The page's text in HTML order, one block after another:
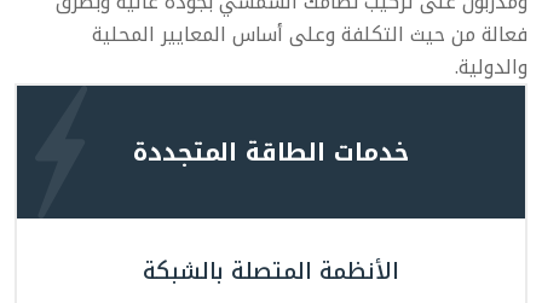
فعالة من حيث التكلفة وعلى أساس المعايير المحلية
والدولية.
خدمات الطاقة المتجددة
الأنظمة المتصلة بالشبكة